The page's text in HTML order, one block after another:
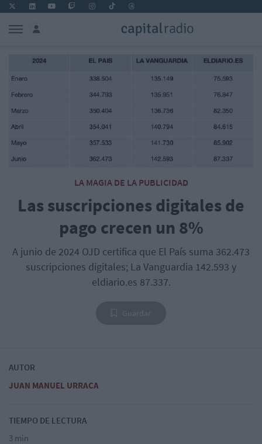
LA MAGIA DE LA PUBLICIDAD
Las suscripciones digitales de
pago crecen un 8%
A junio de 2024 OJD certifica que El País suma 362.473
suscripciones digitales; La Vanguardia 142.593 y
eldiario.es 87.337.
AUTOR
JUAN MANUEL URRACA
TIEMPO DE LECTURA
3 min